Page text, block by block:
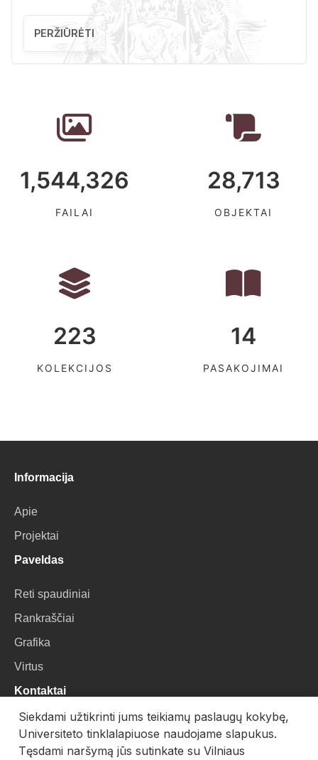
PERŽIŪRĖTI
1,544,326
FAILAI
28,713
OBJEKTAI
223
KOLEKCIJOS
14
PASAKOJIMAI
Informacija
Apie
Projektai
Paveldas
Reti spaudiniai
Rankraščiai
Grafika
Virtus
Kontaktai
VU Biblioteka
Universiteto g. 3, LT-01122, Vilnius
Siekdami užtikrinti jums teikiamų paslaugų kokybę,
Universiteto tinklalapiuose naudojame slapukus.
Tęsdami naršymą jūs sutinkate su Vilniaus